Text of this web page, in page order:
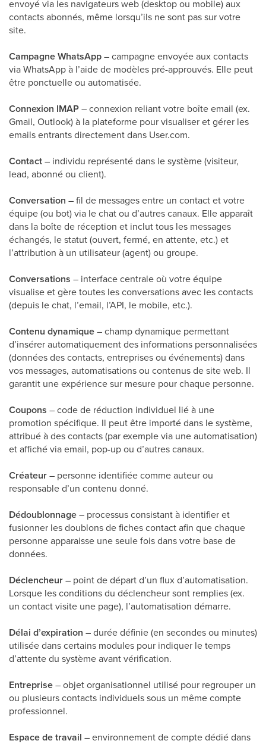
envoyé via les navigateurs web (desktop ou mobile) aux
contacts abonnés, même lorsqu’ils ne sont pas sur votre
site.
Campagne WhatsApp– campagne envoyée aux contacts
via WhatsApp à l’aide de modèles pré-approuvés. Elle peut
être ponctuelle ou automatisée.
Connexion IMAP– connexion reliant votre boîte email (ex.
Gmail, Outlook) à la plateforme pour visualiser et gérer les
emails entrants directement dans User.com.
Contact– individu représenté dans le système (visiteur,
lead, abonné ou client).
Conversation – fil de messages entre un contact et votre
équipe (ou bot) via le chat ou d’autres canaux. Elle apparaît
dans la boîte de réception et inclut tous les messages
échangés, le statut (ouvert, fermé, en attente, etc.) et
l’attribution à un utilisateur (agent) ou groupe.
Conversations – interface centrale où votre équipe
visualise et gère toutes les conversations avec les contacts
(depuis le chat, l’email, l’API, le mobile, etc.).
Contenu dynamique– champ dynamique permettant
d’insérer automatiquement des informations personnalisées
(données des contacts, entreprises ou événements) dans
vos messages, automatisations ou contenus de site web. Il
garantit une expérience sur mesure pour chaque personne.
Coupons – code de réduction individuel lié à une
promotion spécifique. Il peut être importé dans le système,
attribué à des contacts (par exemple via une automatisation)
et affiché via email, pop-up ou d’autres canaux.
Créateur– personne identifiée comme auteur ou
responsable d’un contenu donné.
Dédoublonnage– processus consistant à identifier et
fusionner les doublons de fiches contact afin que chaque
personne apparaisse une seule fois dans votre base de
données.
Déclencheur– point de départ d’un flux d’automatisation.
Lorsque les conditions du déclencheur sont remplies (ex.
un contact visite une page), l’automatisation démarre.
Délai d’expiration – durée définie (en secondes ou minutes)
utilisée dans certains modules pour indiquer le temps
d’attente du système avant vérification.
Entreprise– objet organisationnel utilisé pour regrouper un
ou plusieurs contacts individuels sous un même compte
professionnel.
Espace de travail – environnement de compte dédié dans